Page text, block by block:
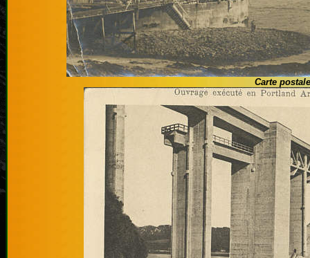
Carte